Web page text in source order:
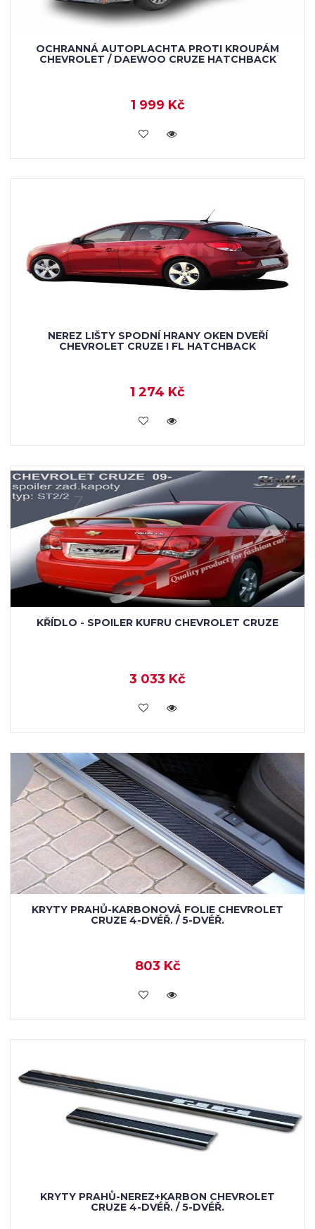
OCHRANNÁ AUTOPLACHTA PROTI KROUPÁM
CHEVROLET / DAEWOO CRUZE HATCHBACK
1 999 Kč
KOUPIT
NEREZ LIŠTY SPODNÍ HRANY OKEN DVEŘÍ
CHEVROLET CRUZE I FL HATCHBACK
1 274 Kč
KOUPIT
KŘÍDLO - SPOILER KUFRU CHEVROLET CRUZE
3 033 Kč
KOUPIT
KRYTY PRAHŮ-KARBONOVÁ FOLIE CHEVROLET
CRUZE 4-DVÉŘ. / 5-DVÉŘ.
803 Kč
KOUPIT
KRYTY PRAHŮ-NEREZ+KARBON CHEVROLET
CRUZE 4-DVÉŘ. / 5-DVÉŘ.